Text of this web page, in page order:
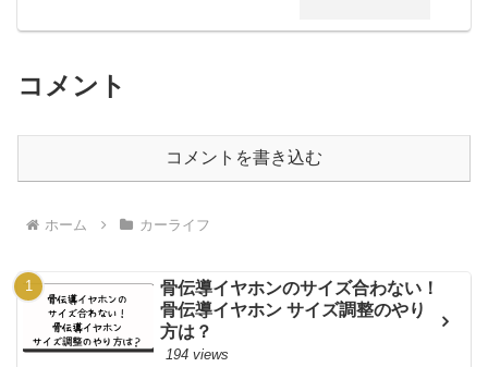
コメント
コメントを書き込む
ホーム カーライフ
骨伝導イヤホンのサイズ合わない！
骨伝導イヤホン サイズ調整のやり
方は？
194 views